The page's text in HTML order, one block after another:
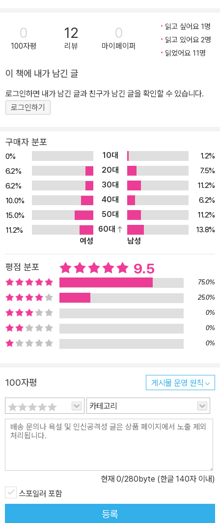
릴케의 시를 번역하기도 한 비톨트 훌레비츠라는 폴란드 작가는 릴케
에게 『두이노의 비가』를 설명해 달라고 요청한 후 다음과 같은 답변
을 받았다. 시인 본인조차 자신을 한없이 넘어서고 있다고 표현한 『두
부를 찍는 대표작과 같은 작품이다. ‘두이노’는 릴케가 마리 폰 투른
운트 탁시스-호엔로에 후작부인의 초청으로 방문한 이탈리아 아드리
아 해안 절벽 위에 세워진 대저택 이름이다. 시인은 이곳에서 손님으
로 머무는 동안 1912년 1월 말부터 2월 초에 걸쳐 「제1비가」와 「제2
「제10비가」의 일부가 될 시행 일부를 작성했다. 이 비가들이 ‘두이
노’라는 이름을 얻게 된 연유는 장소의 영향도 있지만, 시인 자신이 지
인에게 보낸 편지에 따르면 오래되고 견고했던 두이노 성이 전쟁으로
파괴된 사실을 안타까워하며 “그 몰락한 집의 이름을 저 문학권의 연
관 관계 안으로 영원히 끌어들이겠다는 결심”이 이러한 명칭을 낳았
다. 시인의 말처럼 ‘두이노’라는 장소는 비록 사라졌을지언정, 그 이름
만은 지금까지 살아남아 릴케의 작품 속에서 꺼지지 않는 생명력을
유지하고 있다. 이는 덧없이 사라질 대상들을 깊은 사랑으로 감싸안
아 시적 형상으로 변용시킴으로써 그 무상성을 극복할 수 있다는 『두
이노의 비가』자체의 주제가 릴케 자신의 시집 명칭에서 그대로 실현
된 셈이라고 이 책의 옮긴이는 설명한다. 깊이 있는 시어와 보편적 주
제로 현대 고전이 된 『두이노의 비가』, 그리고 『오르페우스에게 바치
는 소네트』 릴케는 훌레비츠에게 보낸 같은 답장에서 전쟁으로 중단
된 ‘비가’의 작업을 재개하려고 했을 때 “불과 며칠 사이에 (내 계획에
는 들어 있지 않은) 『오르페우스에게 바치는 소네트』가 폭풍처럼, 스
스로에게 명령을 내리듯 먼저 생겼다”고 이야기한다. 『두이노의 비
에 완성된 시라면, 『오르페우스에게 바치는 소네트』는 약 3주라는 짧
은 기간 안에 1, 2부로 나뉘어 총 55편의 시가 완성되었다. 『두이노의
비가』에서 ‘천사’가 인간이 도달해야 하는 이상적 상태이자 절대적 존
재를 표상한다면, 『오르페우스에게 바치는 소네트』에서는 그리스 신
화에 나오는 노래의 신 오르페우스가 시인의 길을 제시한다. 릴케는
적 존재로 받아들였다. 그런 점에서 두 시는 서로 관통하는 주제로 엮
여 있으며 릴케에 따르면『두이노의 비가』가 “현존재(인간의 부정적
실존 조건에 대한 인식에서 출발한 ‘이상적 존재 상태’)의 규범”을 세
운다면, 『오르페우스에게 바치는 소네트』는 그러한 규범을 개별적으
0
100자평
12
리뷰
0
마이페이퍼
읽고 싶어요 1명
읽고 있어요 2명
읽었어요 11명
이 책에 내가 남긴 글
로그인하면 내가 남긴 글과 친구가 남긴 글을 확인할 수 있습니다.
로그인하기
구매자 분포
0% 10대
1.2%
6.2%
20대
7.5%
6.2%
30대
11.2%
10.0%
40대
6.2%
15.0%
50대
11.2%
11.2%
60대
13.8%
여성
남성
평점 분포 9.5
75.0%
25.0%
0%
0%
0%
100자평 게시물 운영 원칙
카테고리
현재 0/280byte (한글 140자 이내)
스포일러 포함
등록